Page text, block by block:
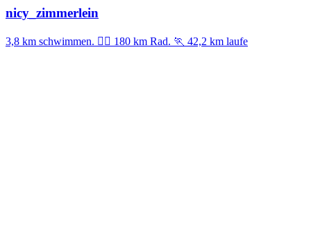
nicy_zimmerlein
3,8 km schwimmen. 🚣‍♀️ 180 km Rad. 🏃 42,2 km laufe